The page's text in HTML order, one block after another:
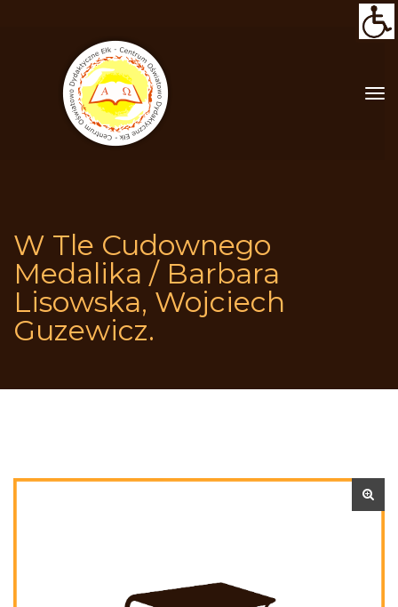
W Tle Cudownego
Medalika / Barbara
Lisowska, Wojciech
Guzewicz.